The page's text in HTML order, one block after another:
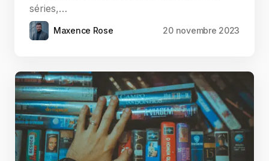
séries,…
Maxence Rose 20 novembre 2023